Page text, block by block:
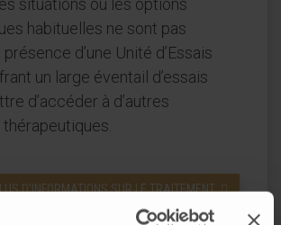
situations où les options
habituelles ne sont pas
d’une Unité d’Essais
un large éventail d’essais
d’accéder à d’autres
D’INFORMATIONS SUR LE TRAITEMENT